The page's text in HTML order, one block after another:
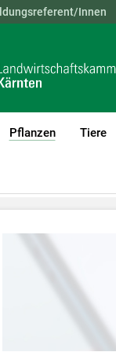
BGLD KTN
Innen
Pflanzen
(current)1
Tiere
Zum
Für weitere